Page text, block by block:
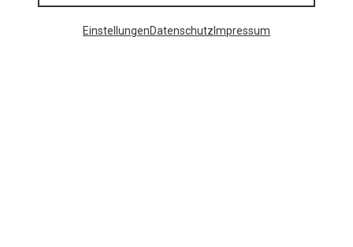
EinstellungenDatenschutz Impressum